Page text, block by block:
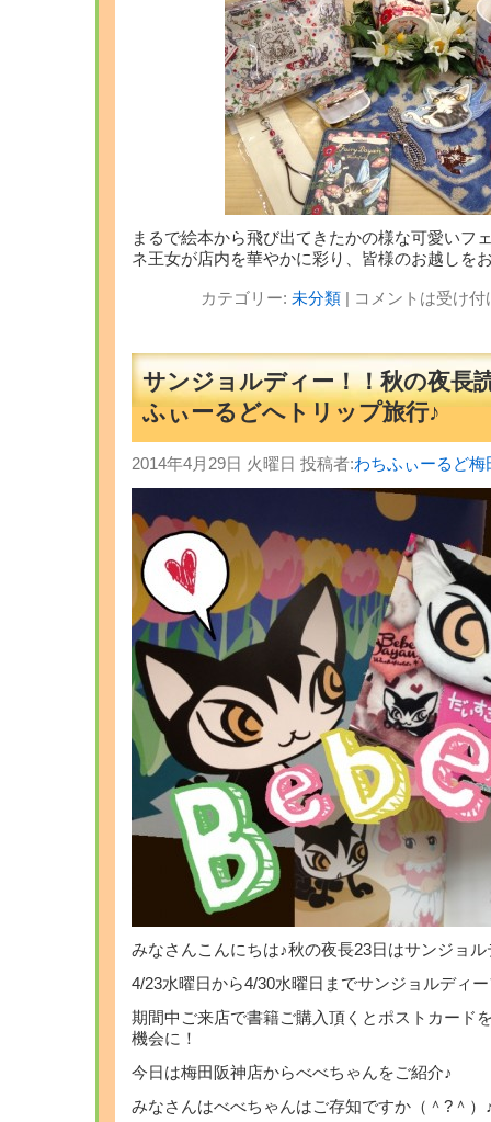
まるで絵本から飛び出てきたかの様な可愛いフ
ネ王女が店内を華やかに彩り、皆様のお越しを
カテゴリー: 未分類| コメントは受け
サンジョルディー！！秋の夜長
ふぃーるどへトリップ旅行♪
2014年4月29日 火曜日 投稿者:わちふぃーるど梅
みなさんこんにちは♪秋の夜長23日はサンジョル
4/23水曜日から4/30水曜日までサンジョルディ
期間中ご来店で書籍ご購入頂くとポストカード
機会に！
今日は梅田阪神店からべべちゃんをご紹介♪
みなさんはべべちゃんはご存知ですか（＾?＾）